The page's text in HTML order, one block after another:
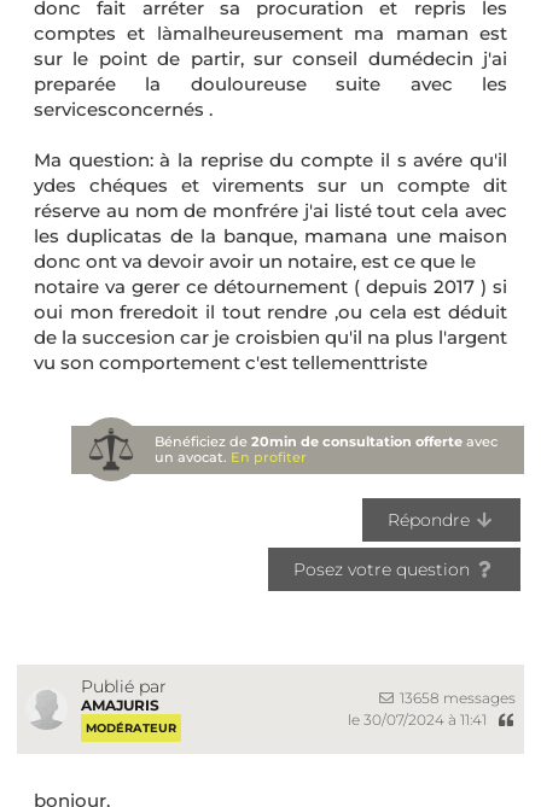
donc fait arréter sa procuration et repris les
comptes et làmalheureusement ma maman est
sur le point de partir, sur conseil dumédecin j'ai
preparée la douloureuse suite avec les
servicesconcernés .
Ma question: à la reprise du compte il s avére qu'il
ydes chéques et virements sur un compte dit
réserve au nom de monfrére j'ai listé tout cela avec
les duplicatas de la banque, mamana une maison
donc ont va devoir avoir un notaire, est ce que le
notaire va gerer ce détournement ( depuis 2017 ) si
oui mon freredoit il tout rendre ,ou cela est déduit
de la succesion car je croisbien qu'il na plus l'argent
vu son comportement c'est tellementtriste
Bénéficiez de20min de consultation offerte avec
un avocat. En profiter
Répondre
Posez votre question
Publié par
AMAJURIS
MODÉRATEUR
13658 messages
le 30/07/2024 à 11:41
bonjour,